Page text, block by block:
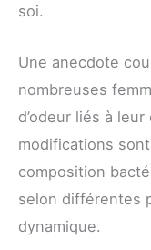
soi.
Une anecdote
nombreuses
d’odeur liés à
modifications
composition
selon différentes
dynamique.